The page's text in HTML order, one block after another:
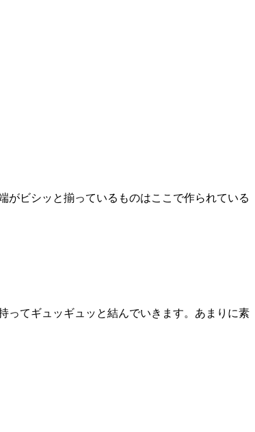
がビシッと揃っているものはここで作られている
ってギュッギュッと結んでいきます。あまりに素